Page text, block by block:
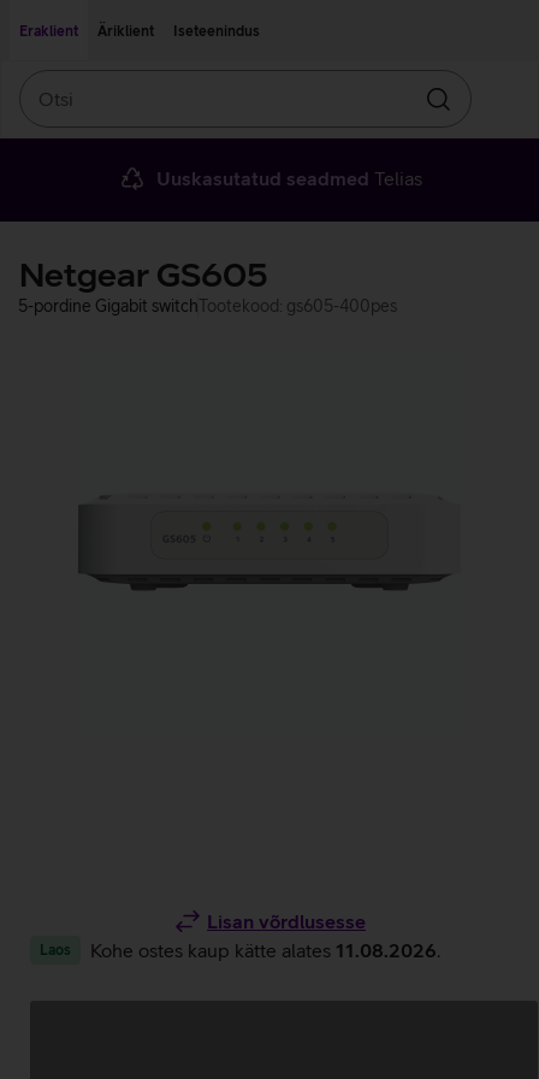
Eraklient
Äriklient Iseteenindus
Otsin
Uuskasutatud seadmed Telias
Netgear GS605
5-pordine Gigabit switchTootekood: gs605-400pes
Lisan võrdlusesse
Laos Kohe ostes kaup kätte alates 11.08.2026